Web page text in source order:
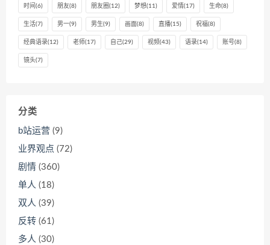
时间 (6) 朋友(8) 朋友圈 (12) 梦想(11) 爱情(17) 生命(8)
生活(7) 男一(9) 男生(9) 画面(8) 直播(15) 祝福(8)
经典语录(12) 老师(17) 自己(29) 视频(43) 语录(14) 账号(8)
镜头(7)
分类
b站运营 (9)
业界观点 (72)
剧情 (360)
单人 (18)
双人 (39)
反转 (61)
多人 (30)